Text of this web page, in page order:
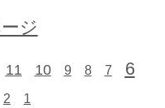
ジ
11 10 9 8 7
6
2 1